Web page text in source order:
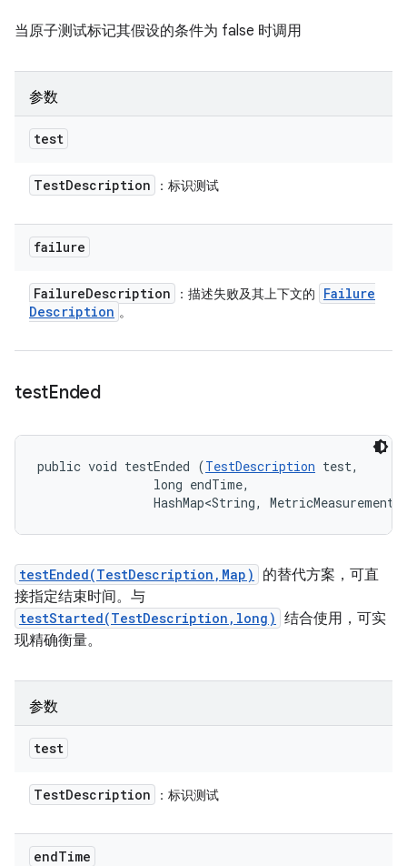
当原子测试标记其假设的条件为 false 时调用
参数
test
TestDescription ：标识测试
failure
FailureDescription ：描述失败及其上下文的
Failure
Description 。
testEnded
public void testEnded (TestDescription test,
                long endTime,
HashMap<String,
testEnded(TestDescription,Map)
的替代方案，可直
接指定结束时间。与
testStarted(TestDescription,long) 结合使用，可实
现精确衡量。
参数
test
TestDescription ：标识测试
endTime